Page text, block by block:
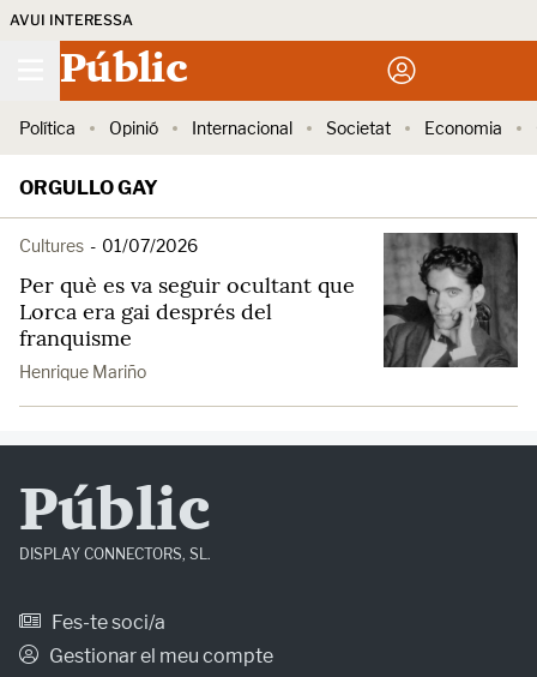
AVUI INTERESSA
Públic
Política Opinió Internacional Societat Economia
ORGULLO GAY
Cultures - 01/07/2026
Per què es va seguir ocultant que
Lorca era gai després del
franquisme
Henrique Mariño
Públic
DISPLAY CONNECTORS, SL.
Fes-te soci/a
Gestionar el meu compte